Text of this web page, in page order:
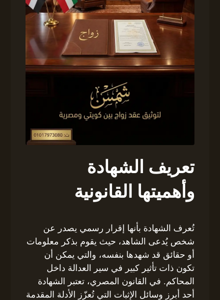
تعريف الشهادة
وأهميتها القانونية
تُعرف الشهادة بأنها إقرار رسمي يصدر عن
شخص يُدعى الشاهد، حيث يقوم بذكر معلومات
أو حقائق قد شهدها بنفسه، والتي يمكن أن
تكون ذات تأثير كبير في سير العدالة داخل
المحاكم. في القانون المصري، تعتبر الشهادة
أحد أبرز وسائل الإثبات التي تُعزّز الأدلة المقدمة